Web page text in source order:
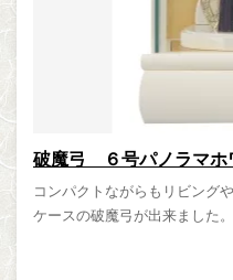
破魔弓 ６号パノラマホ
コンパクトながらもリビング
ケースの破魔弓が出来ました。